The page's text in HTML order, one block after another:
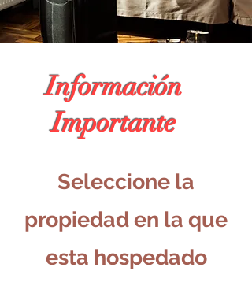
Información
Importante
Seleccione la
propiedad en la que
esta hospedado